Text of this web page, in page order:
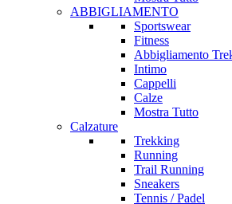
ABBIGLIAMENTO
Sportswear
Fitness
Abbigliamento
Intimo
Cappelli
Calze
Mostra Tutto
Calzature
Trekking
Running
Trail Running
Sneakers
Tennis / Padel